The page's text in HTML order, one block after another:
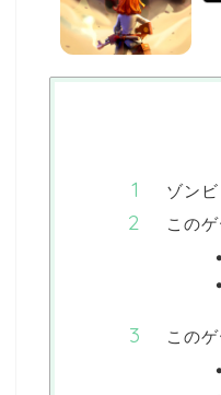
ゾン
この
この